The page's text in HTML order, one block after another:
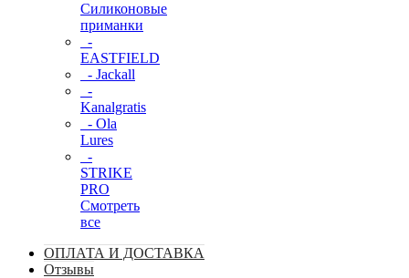
Силиконовые
приманки
-
EASTFIELD
- Jackall
-
Kanalgratis
- Ola
Lures
-
STRIKE
PRO
Смотреть
все
ОПЛАТА И ДОСТАВКА
Отзывы